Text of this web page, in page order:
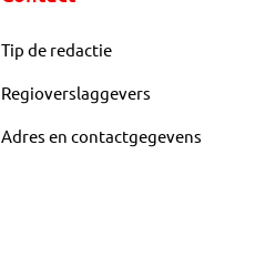
Tip de redactie
Regioverslaggevers
Adres en contactgegevens